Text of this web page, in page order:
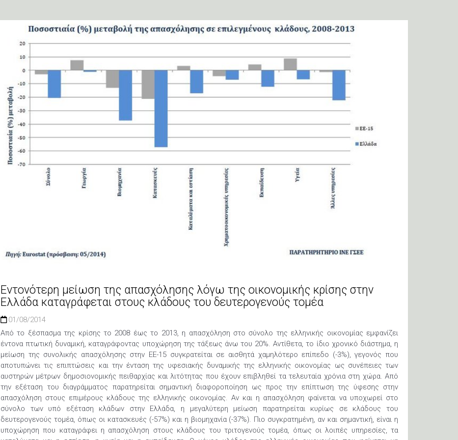
Εντονότερη μείωση της απασχόλησης λόγω της οικονομικής κρίσης στην
Ελλάδα καταγράφεται στους κλάδους του δευτερογενούς τομέα
01/08/2014
Από το ξέσπασμα της κρίσης το 2008 έως το 2013, η απασχόληση στο σύνολο της ελληνικής οικονομίας εμφανίζει
έντονα πτωτική δυναμική, καταγράφοντας υποχώρηση της τάξεως άνω του 20%. Αντίθετα, το ίδιο χρονικό διάστημα, η
μείωση της συνολικής απασχόλησης στην ΕΕ-15 συγκρατείται σε αισθητά χαμηλότερο επίπεδο (-3%), γεγονός που
αποτυπώνει τις επιπτώσεις και την ένταση της υφεσιακής δυναμικής της ελληνικής οικονομίας ως συνέπειες των
αυστηρών μέτρων δημοσιονομικής πειθαρχίας και λιτότητας που έχουν επιβληθεί τα τελευταία χρόνια στη χώρα. Από
την εξέταση του διαγράμματος παρατηρείται σημαντική διαφοροποίηση ως προς την επίπτωση της ύφεσης στην
απασχόληση στους επιμέρους κλάδους της ελληνικής οικονομίας. Αν και η απασχόληση φαίνεται να υποχωρεί στο
σύνολο των υπό εξέταση κλάδων στην Ελλάδα, η μεγαλύτερη μείωση παρατηρείται κυρίως σε κλάδους του
δευτερογενούς τομέα, όπως οι κατασκευές (-57%) και η βιομηχανία (-37%). Πιο συγκρατημένη, αν και σημαντική, είναι η
υποχώρηση που καταγράφει η απασχόληση στους κλάδους του τριτογενούς τομέα, όπως οι λοιπές υπηρεσίες, τα